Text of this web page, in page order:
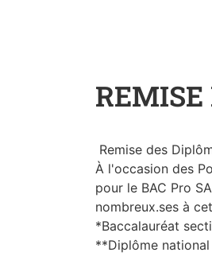
REMISE
Remise des
À l'occasion des
pour le BAC Pro
nombreux.ses à
*Baccalauréat
**Diplôme